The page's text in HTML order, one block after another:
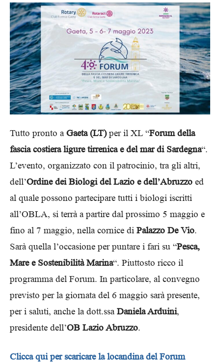
Tutto pronto aGaeta (LT)per il XL “Forum della
fascia costiera ligure tirrenica e del mar di Sardegna“.
L’evento, organizzato con il patrocinio, tra gli altri,
dell’Ordine dei Biologi del Lazio e dell’Abruzzo ed
al quale possono partecipare tutti i biologi iscritti
all’OBLA, si terrà a partire dal prossimo 5 maggio e
fino al 7 maggio, nella cornice di Palazzo De Vio.
Sarà quella l’occasione per puntare i fari su “Pesca,
Mare e Sostenibilità Marina“. Piuttosto ricco il
programma del Forum. In particolare, al convegno
previsto per la giornata del 6 maggio sarà presente,
per i saluti, anche la dott.ssaDaniela Arduini,
presidente dell’OB Lazio Abruzzo.
Clicca qui per scaricare la locandina del Forum